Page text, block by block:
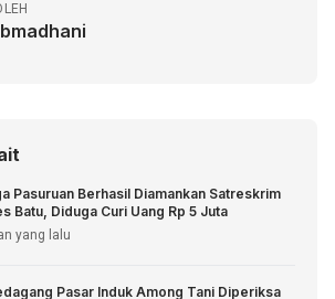
Pasuruan Berhasil Diamankan Satreskrim
Batu, Diduga Curi Uang Rp 5 Juta
yang lalu
Pasar Induk Among Tani Diperiksa